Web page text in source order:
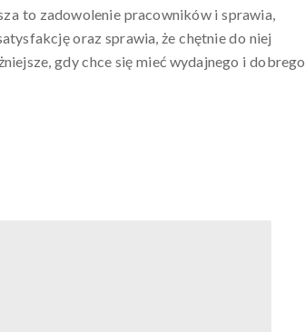
to zadowolenie pracowników i sprawia,
oraz sprawia, że chętnie do niej
gdy chce się mieć wydajnego i dobrego